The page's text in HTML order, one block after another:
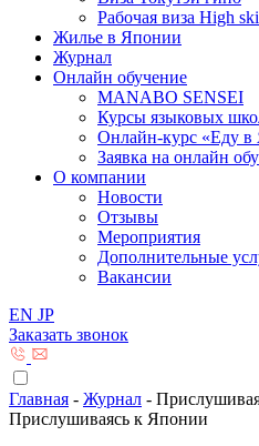
Рабочая виза High
Жилье в Японии
Журнал
Онлайн обучение
MANABO SENSEI
Курсы языковых
Онлайн-курс «Еду
Заявка на онлайн
О компании
Новости
Отзывы
Мероприятия
Дополнительные
Вакансии
EN JP
Заказать звонок
Главная - Журнал -
Прислушиваясь к Японии